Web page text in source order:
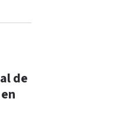
de